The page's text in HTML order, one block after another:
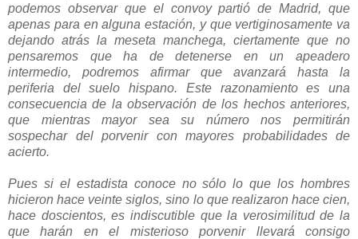
podemos observar que el convoy partió de Madrid, que
apenas para en alguna estación, y que vertiginosamente va
dejando atrás la meseta manchega, ciertamente que no
pensaremos que ha de detenerse en un apeadero
intermedio, podremos afirmar que avanzará hasta la
periferia del suelo hispano. Este razonamiento es una
consecuencia de la observación de los hechos anteriores,
que mientras mayor sea su número nos permitirán
sospechar del porvenir con mayores probabilidades de
acierto.
Pues si el estadista conoce no sólo lo que los hombres
hicieron hace veinte siglos, sino lo que realizaron hace cien,
hace doscientos, es indiscutible que la verosimilitud de la
que harán en el misterioso porvenir llevará consigo